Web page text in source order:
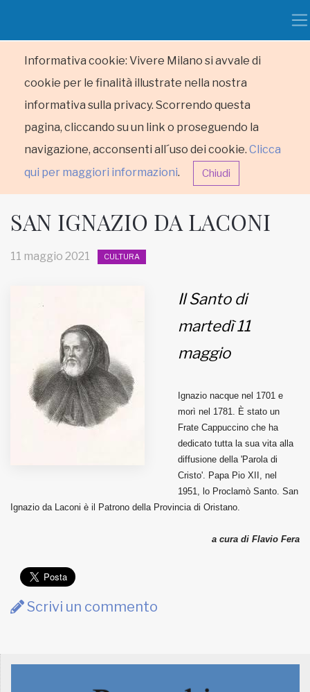
Informativa cookie: Vivere Milano si avvale di
cookie per le finalità illustrate nella nostra
informativa sulla privacy. Scorrendo questa
pagina, cliccando su un link o proseguendo la
navigazione, acconsenti all´uso dei cookie. Clicca
qui per maggiori informazioni. Chiudi
RUBRICHE
Inviateci le vostre segnalazioni
Iscriviti alla newsletter
EDB edizioni - Via Brivio angolo C.
SAN IGNAZIO DA LACONI
11 maggio 2021 CULTURA
Il Santo di
martedì 11
maggio
Ignazio nacque nel 1701 e
morì nel 1781. È stato un
Frate Cappuccino che ha
dedicato tutta la sua vita alla
diffusione della 'Parola di
Cristo'. Papa Pio XII, nel
1951, lo Proclamò Santo. San
Ignazio da Laconi è il Patrono della Provincia di Oristano.
a cura di Flavio Fera
Scrivi un commento